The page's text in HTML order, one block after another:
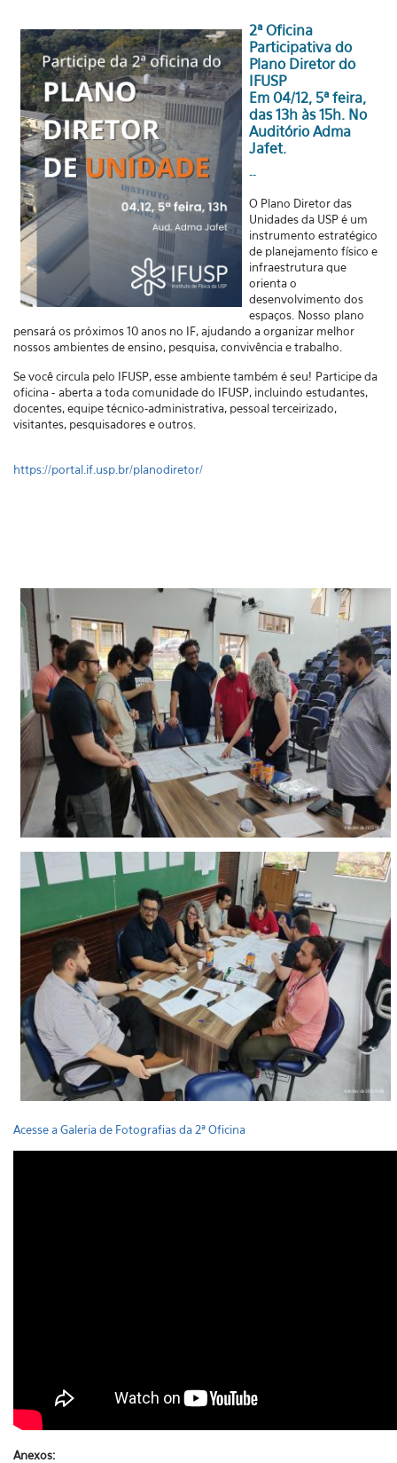
2ª Oficina
Participativa do
Plano Diretor do
IFUSP
Em 04/12, 5ª feira,
das 13h às 15h. No
Auditório Adma
Jafet.
--
O Plano Diretor das
Unidades da USP é um
instrumento estratégico
de planejamento físico e
infraestrutura que
orienta o
desenvolvimento dos
espaços. Nosso plano
pensará os próximos 10 anos no IF, ajudando a organizar melhor
nossos ambientes de ensino, pesquisa, convivência e trabalho.
Se você circula pelo IFUSP, esse ambiente também é seu! Participe da
oficina - aberta a toda comunidade do IFUSP, incluindo estudantes,
docentes, equipe técnico-administrativa, pessoal terceirizado,
visitantes, pesquisadores e outros.
https://portal.if.usp.br/planodiretor/
Acesse a Galeria de Fotografias da 2ª Oficina
Anexos: